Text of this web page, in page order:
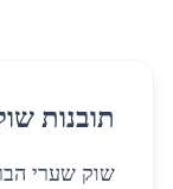
תובנות
שוק שערי